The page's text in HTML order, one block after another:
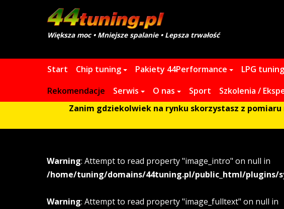
Większa moc • Mniejsze spalanie • Lepsza trwałość
Start Chip tuning Pakiety 44Performance LPG tuning
Rekomendacje
Serwis O nas Sport Szkolenia /
Zanim gdziekolwiek na rynku skorzystasz z
Warning: Attempt to read property "image_intro" on null in
/home/tuning/domains/44tuning.pl/public_html/
Warning: Attempt to read property "image_fulltext" on null in